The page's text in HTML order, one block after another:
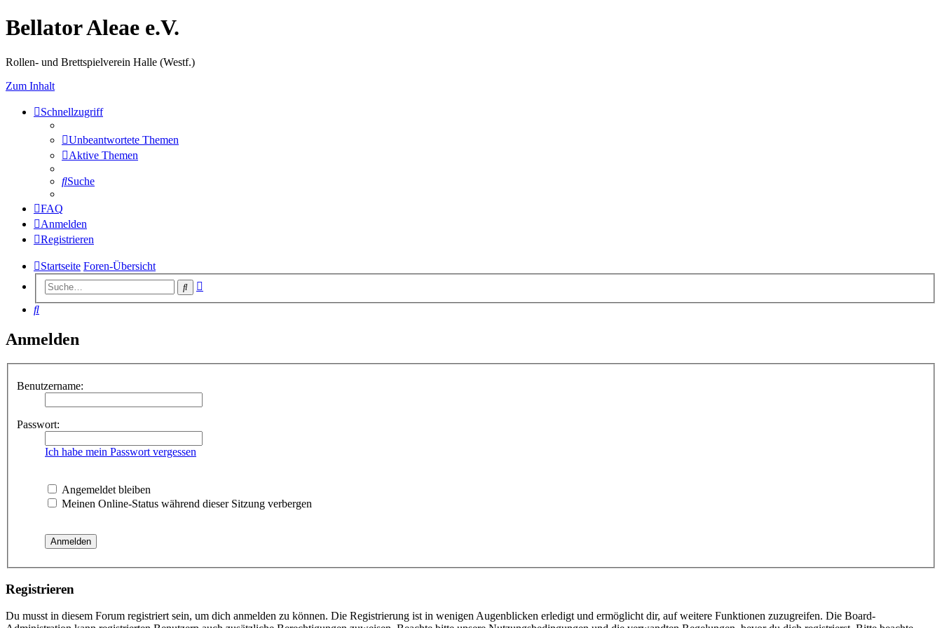
Bellator Aleae e.V.
Rollen- und Brettspielverein Halle (Westf.)
Zum Inhalt
Schnellzugriff
Unbeantwortete Themen
Aktive Themen
Suche
FAQ
Anmelden
Registrieren
Startseite Foren-Übersicht
Suche
Suche
Anmelden
Benutzername:
Passwort:
Ich habe mein Passwort vergessen
Angemeldet bleiben
Meinen Online-Status während dieser Sitzung verbergen
Registrieren
Du musst in diesem Forum registriert sein, um dich anmelden zu können. Die Registrierung ist in wenigen Augenblicken erledigt und ermöglicht dir, auf weitere Funktionen zuzugreifen. Die Board-